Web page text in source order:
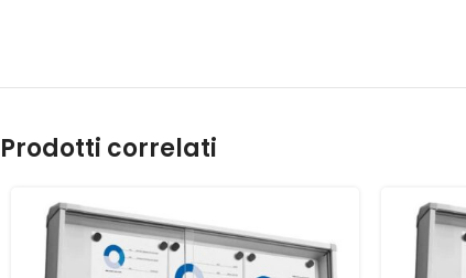
Prodotti correlati